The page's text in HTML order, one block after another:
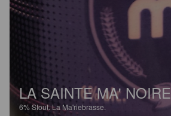
LA SAINTE MA' NOIRE
6%Stout.La Ma'riebrasse.